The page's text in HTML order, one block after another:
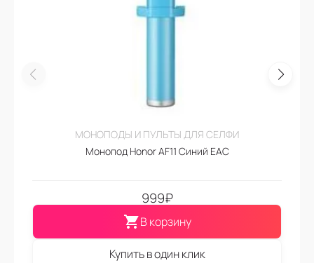
МОНОПОДЫ И ПУЛЬТЫ ДЛЯ СЕЛФИ
Монопод Honor AF11 Синий EAC
999₽
В корзину
Купить в один клик